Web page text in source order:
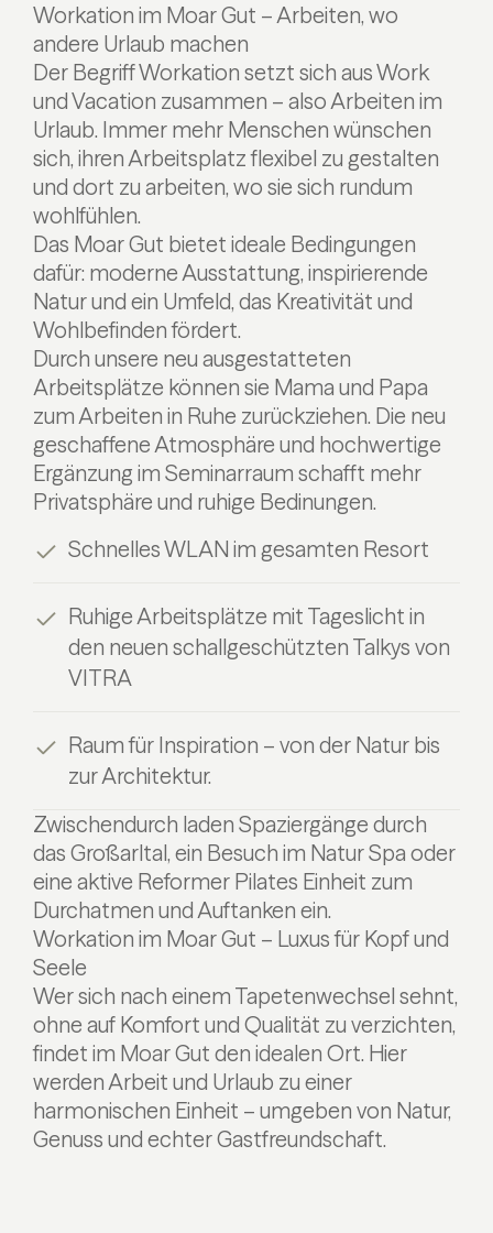
Workation im Moar Gut – Arbeiten, wo
andere Urlaub machen
Der Begriff Workation setzt sich aus Work
und Vacation zusammen – also Arbeiten im
Urlaub. Immer mehr Menschen wünschen
sich, ihren Arbeitsplatz flexibel zu gestalten
und dort zu arbeiten, wo sie sich rundum
wohlfühlen.
Das Moar Gut bietet ideale Bedingungen
dafür: moderne Ausstattung, inspirierende
Natur und ein Umfeld, das Kreativität und
Wohlbefinden fördert.
Durch unsere neu ausgestatteten
Arbeitsplätze können sie Mama und Papa
zum Arbeiten in Ruhe zurückziehen. Die neu
geschaffene Atmosphäre und hochwertige
Ergänzung im Seminarraum schafft mehr
Privatsphäre und ruhige Bedinungen.
Schnelles WLAN im gesamten Resort
Ruhige Arbeitsplätze mit Tageslicht in
den neuen schallgeschützten Talkys von
VITRA
Raum für Inspiration – von der Natur bis
zur Architektur.
Zwischendurch laden Spaziergänge durch
das Großarltal, ein Besuch im Natur Spa oder
eine aktive Reformer Pilates Einheit zum
Durchatmen und Auftanken ein.
Workation im Moar Gut – Luxus für Kopf und
Seele
Wer sich nach einem Tapetenwechsel sehnt,
ohne auf Komfort und Qualität zu verzichten,
findet im Moar Gut den idealen Ort. Hier
werden Arbeit und Urlaub zu einer
harmonischen Einheit – umgeben von Natur,
Genuss und echter Gastfreundschaft.